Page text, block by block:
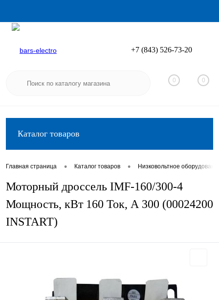
Вход
+7 (843) 526-73-20
0 0
Каталог товаров
Главная страница • Каталог товаров • Низковольтное
Моторный дроссель IMF-160/300-4
Мощность, кВт 160 Ток, А 300 (00024200
INSTART)